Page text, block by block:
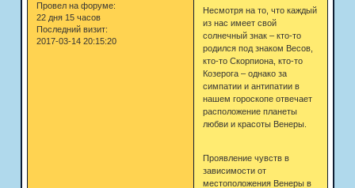
Провел на форуме:
22 дня 15 часов
Последний визит:
2017-03-14 20:15:20
Несмотря на то, что каждый
из нас имеет свой
солнечный знак – кто-то
родился под знаком Весов,
кто-то Скорпиона, кто-то
Козерога – однако за
симпатии и антипатии в
нашем гороскопе отвечает
расположение планеты
любви и красоты Венеры.
Проявление чувств в
зависимости от
местоположения Венеры в